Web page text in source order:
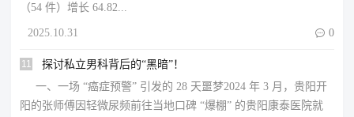
（54 件）增长 64.82...
2025.10.31  0
11
探讨私立男科背后的“黑暗”！
一、一场 “癌症预警” 引发的 28 天噩梦​2024 年 3 月，贵阳开
阳的张师傅因轻微尿频前往当地口碑 “爆棚” 的贵阳康泰医院就